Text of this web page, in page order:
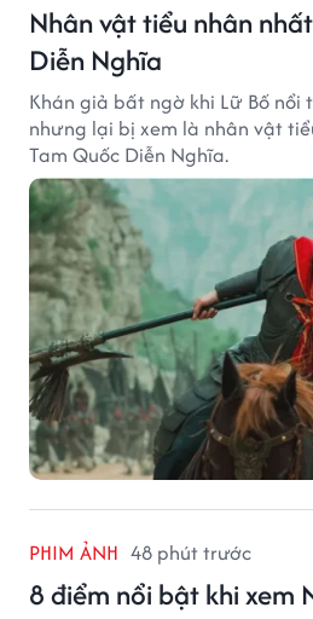
Nhân vật tiểu nhân
Diễn Nghĩa
Khán giả bất ngờ khi Lữ Bố nổi
nhưng lại bị xem là nhân vật
Tam Quốc Diễn Nghĩa.
PHIM ẢNH 48 phút trước
8 điểm nổi bật khi xem